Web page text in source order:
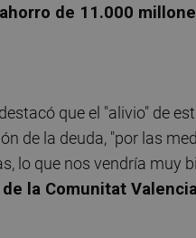
de 11.000
que el "alivio" de
de la deuda, "por las
lo que nos vendría muy
la Comunitat